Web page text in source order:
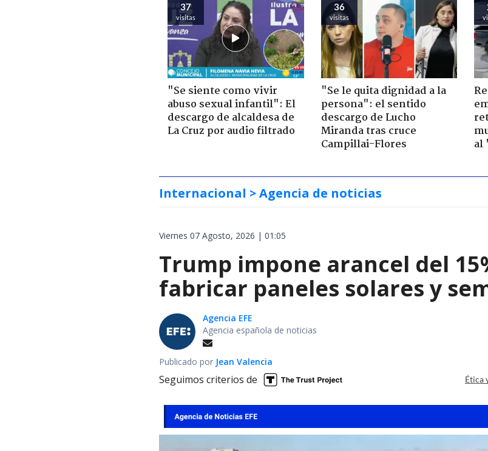
37
visitas
"Se siente como vivir
abuso sexual infantil": El
descargo de alcaldesa de
La Cruz por audio filtrado
36
visitas
"Se le quita dignidad a la
persona": el sentido
descargo de Lucho
Miranda tras cruce
Campillai-Flores
al
Internacional > Agencia de noticias
Viernes 07 Agosto, 2026 | 01:05
Trump impone arancel del
fabricar paneles solares y
Agencia EFE
Agencia española de noticias
Publicado por Jean Valencia
Seguimos criterios de Ética